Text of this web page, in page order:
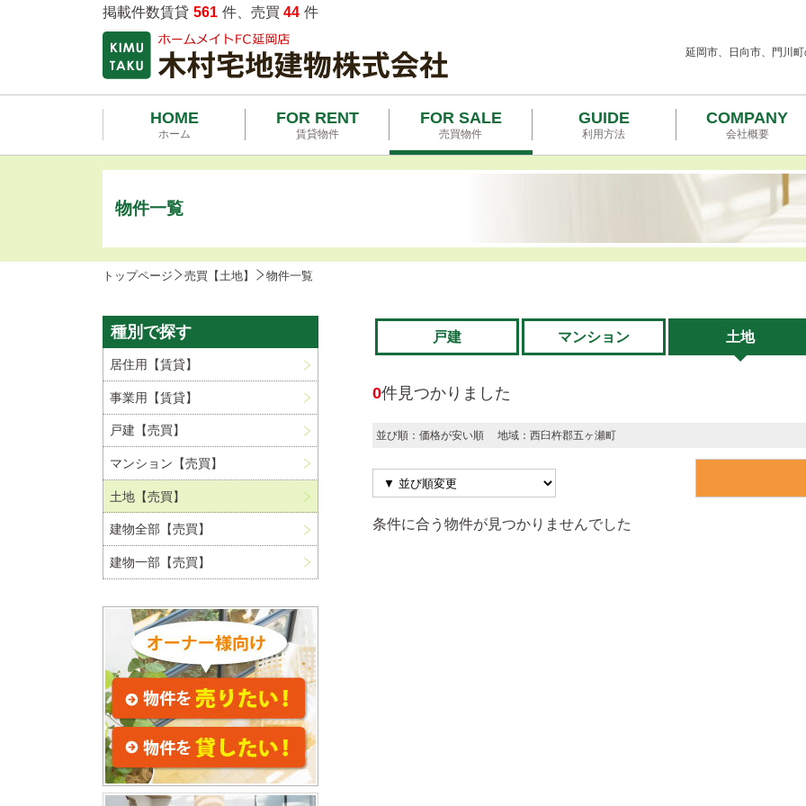
掲載件数賃貸 561 件、売買 44 件
延岡市、日向市、門川
HOME
ホーム
FOR RENT
賃貸物件
FOR SALE
売買物件
GUIDE
利用方法
COMPANY
会社概要
物件一覧
トップページ 売買【土地】 物件一覧
戸建 マンション 土地
0件見つかりました
並び順：価格が安い順 地域：西臼杵郡五ヶ瀬町
条件に合う物件が見つかりませんでした
種別で探す
居住用【賃貸】
事業用【賃貸】
戸建【売買】
マンション【売買】
土地【売買】
建物全部【売買】
建物一部【売買】